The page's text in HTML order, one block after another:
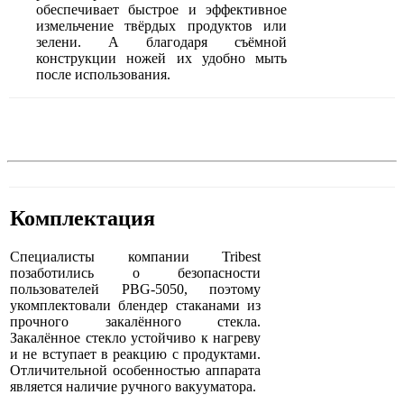
обеспечивает быстрое и эффективное
измельчение твёрдых продуктов или
зелени. А благодаря съёмной
конструкции ножей их удобно мыть
после использования.
Комплектация
Специалисты компании Tribest
позаботились о безопасности
пользователей PBG-5050, поэтому
укомплектовали блендер стаканами из
прочного закалённого стекла.
Закалённое стекло устойчиво к нагреву
и не вступает в реакцию с продуктами.
Отличительной особенностью аппарата
является наличие ручного вакууматора.